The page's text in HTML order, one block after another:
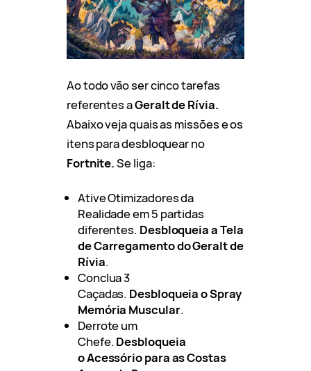
Ao todo vão ser cinco tarefas
referentes aGeralt de Rívia.
Abaixo veja quais as missões e os
itens para desbloquear no
Fortnite.Se liga:
Ative Otimizadores da
Realidade em 5 partidas
diferentes. Desbloqueia a Tela
de Carregamento do Geralt de
Rívia.
Conclua 3
Caçadas. Desbloqueia o Spray
Memória Muscular.
Derrote um
Chefe. Desbloqueia
o Acessório para as Costas